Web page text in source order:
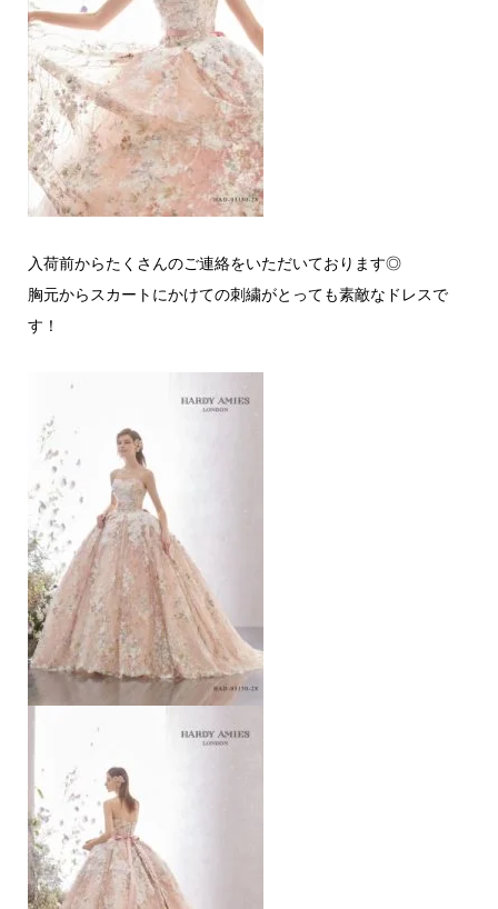
入荷前からたくさんのご連絡をいただいております◎
胸元からスカートにかけての刺繍がとっても素敵なドレスで
す！